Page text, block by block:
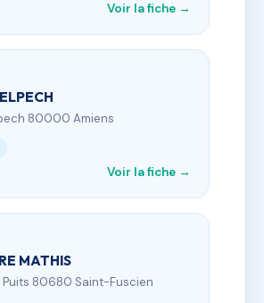
Voir la fiche →
80000 Amiens
Voir la fiche →
MATHIS
Puits 80680 Saint-Fuscien